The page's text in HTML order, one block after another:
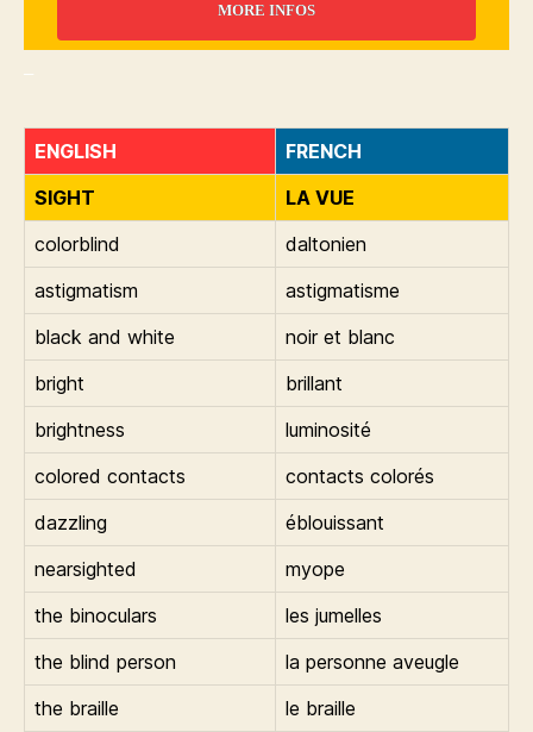
MORE INFOS
ENGLISH
FRENCH
SIGHT
LA VUE
colorblind
daltonien
astigmatism
astigmatisme
black and white
noir et blanc
bright
brillant
brightness
luminosité
colored contacts
contacts colorés
dazzling
éblouissant
nearsighted
myope
the binoculars
les jumelles
the blind person
la personne aveugle
the braille
le braille